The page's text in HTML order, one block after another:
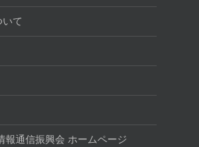
て
報通信振興会 ホームページ